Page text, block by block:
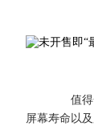
值得一
屏幕寿命以